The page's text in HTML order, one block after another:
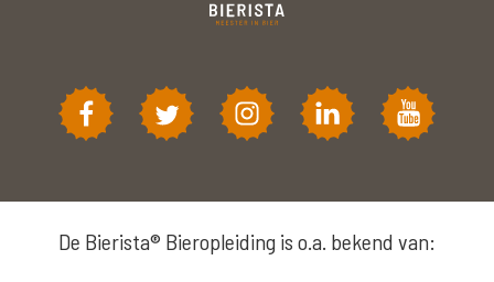
De Bierista® Bieropleiding is o.a. bekend van: